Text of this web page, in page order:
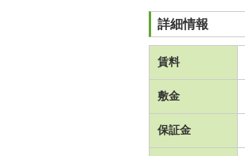
詳細情報
賃料
敷金
保証金